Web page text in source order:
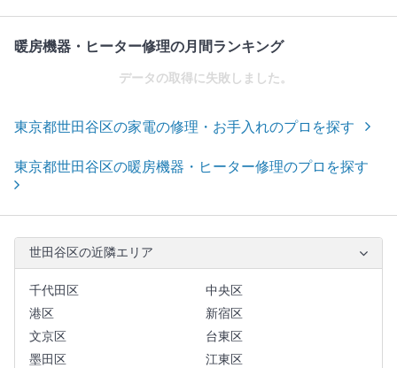
暖房機器・ヒーター修理の月間ランキング
データの取得に失敗しました。
東京都世田谷区の家電の修理・お手入れのプロを探す
東京都世田谷区の暖房機器・ヒーター修理のプロを探す
世田谷区の近隣エリア
千代田区
中央区
港区
新宿区
文京区
台東区
墨田区
江東区